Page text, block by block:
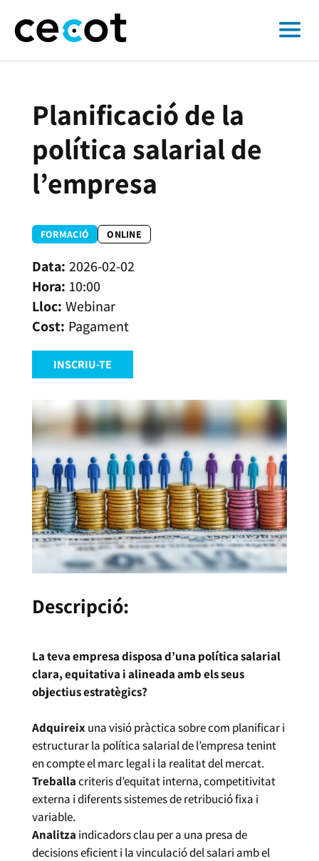
Planificació de la
política salarial de
l’empresa
FORMACIÓ ONLINE
2026-02-02
10:00
Webinar
Pagament
INSCRIU-TE
Descripció:
La teva empresa disposa d’una política salarial
clara, equitativa i alineada amb els seus
objectius estratègics?
Adquireix una visió pràctica sobre com planificar i
estructurar la política salarial de l’empresa tenint
en compte el marc legal i la realitat del mercat.
Treballacriteris d’equitat interna, competitivitat
externa i diferents sistemes de retribució fixa i
variable.
Analitza indicadors clau per a una presa de
decisions eficient i la vinculació del salari amb el